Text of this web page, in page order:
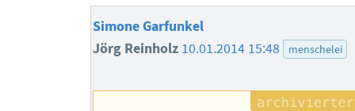
Simone Garfunkel
Jörg Reinholz 10.01.2014 15:48 menschelei